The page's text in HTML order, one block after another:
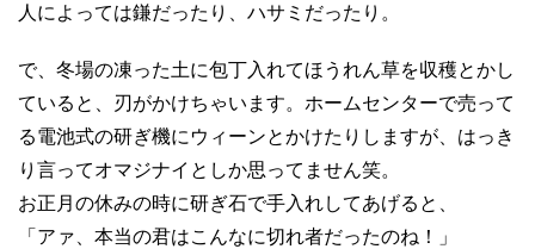
人によっては鎌だったり、ハサミだったり。
で、冬場の凍った土に包丁入れてほうれん草を収穫とかし
ていると、刃がかけちゃいます。ホームセンターで売って
る電池式の研ぎ機にウィーンとかけたりしますが、はっき
り言ってオマジナイとしか思ってません笑。
お正月の休みの時に研ぎ石で手入れしてあげると、
「アァ、本当の君はこんなに切れ者だったのね！」